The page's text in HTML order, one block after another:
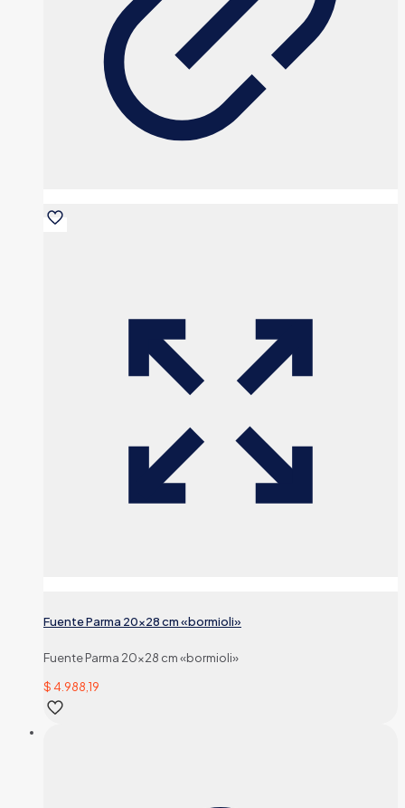
Fuente Parma 20×28 cm «bormioli»
Fuente Parma 20×28 cm «bormioli»
$ 4.988,19